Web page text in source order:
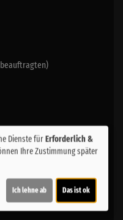
Cameron
Land: USA 2025
Dienste fürErforderlich &
Ihre Zustimmung später
Ich lehne ab Das ist ok